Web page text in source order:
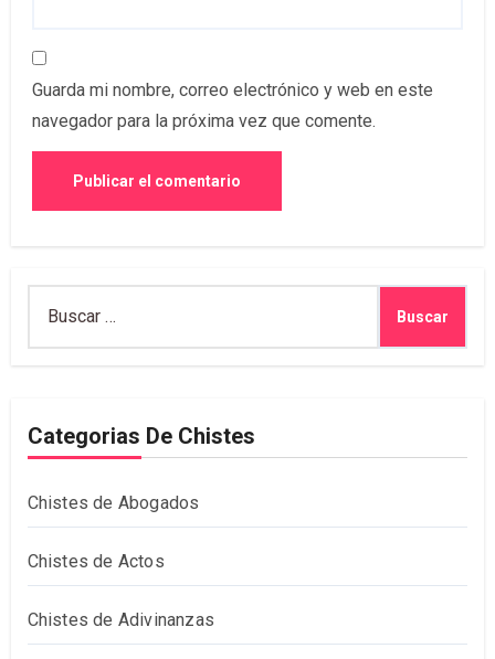
Guarda mi nombre, correo electrónico y web en este
navegador para la próxima vez que comente.
Categorias De Chistes
Chistes de Abogados
Chistes de Actos
Chistes de Adivinanzas